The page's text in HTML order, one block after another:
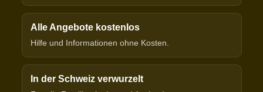
Alle Angebote kostenlos
Hilfe und Informationen ohne Kosten.
In der Schweiz verwurzelt